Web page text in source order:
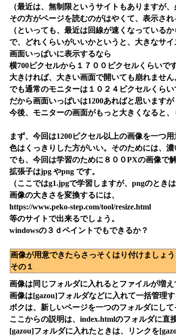
（最近は、無制限というサイトもありますが
その方がページを読むのがはやくて、表示され
（といっても、最近は回線が速くなっている
で、どれくらいがいいかというと、大きなサイ
画面いっぱいに表示するなら
横700ピクセルから１７００ピクセルくらいで
大きければ、大きい画面で開いても崩れません
でも通常のモニターは１０２４ピクセルくらい
だから画面いっぱいは1200あればと思います
今後、モニターの画面がもっと大きくなると
まず、今回は1200ピクセル以上の画像を一つ用
色はくっきりした方がいい。そのためには、濃
でも、今回は学習のために８００PXの画像で
拡張子はjpg やpng です。
（ここではg1.jpgで学習しますが、pngのとき
画像の大きさを変換するには、
https://www.peko-step.com/tool/resize.html
等のサイトで出来るでしょう。
windowsの３ｄペイントでもできるか？
画像が用意できたらさっそくはり付けましょう
その１
画像は同じフォルダに入れるとファイルが増
画像は[gazou]フォルダなどに入れて一括管理す
ボクは、新しいページを一つのフォルダにし
ここからの説明は、index.htmlのフォルダに直
[gazou]フォルダに入れたときは、リンクを